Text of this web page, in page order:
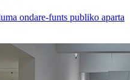
ondare-funts publiko aparta